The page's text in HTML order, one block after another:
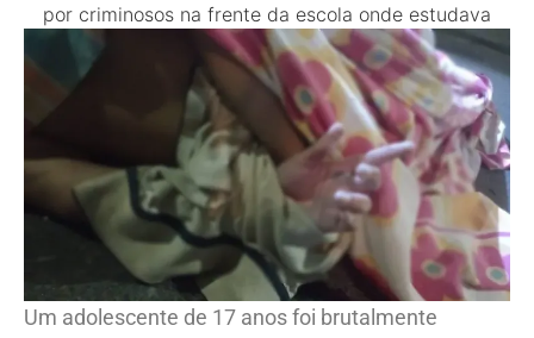
por criminosos na frente da escola onde estudava
Um adolescente de 17 anos foi brutalmente